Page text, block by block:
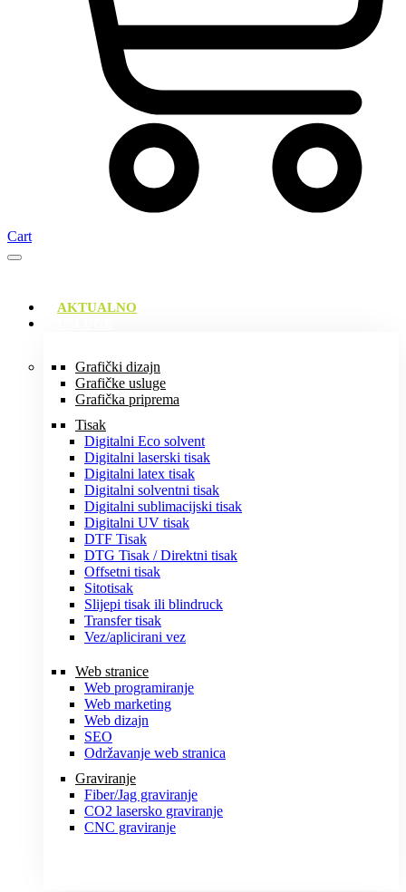
Cart
AKTUALNO
Grafički dizajn
Grafičke usluge
Grafička priprema
Tisak
Digitalni Eco solvent
Digitalni laserski tisak
Digitalni latex tisak
Digitalni solventni tisak
Digitalni sublimacijski tisak
Digitalni UV tisak
DTF Tisak
DTG Tisak / Direktni tisak
Offsetni tisak
Sitotisak
Slijepi tisak ili blindruck
Transfer tisak
Vez/aplicirani vez
Web stranice
Web programiranje
Web marketing
Web dizajn
SEO
Održavanje web stranica
Graviranje
Fiber/Jag graviranje
CO2 lasersko graviranje
CNC graviranje